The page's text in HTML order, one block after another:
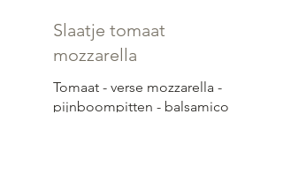
Slaatje tomaat
mozzarella
Tomaat - verse mozzarella -
pijnboompitten - balsamico